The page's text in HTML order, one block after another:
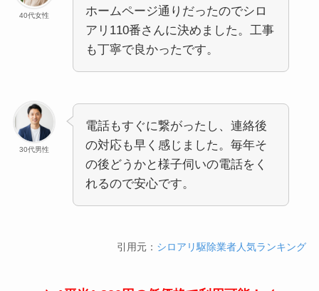
40代女性
ホームページ通りだったのでシロ
アリ110番さんに決めました。工事
も丁寧で良かったです。
30代男性
電話もすぐに繋がったし、連絡後
の対応も早く感じました。毎年そ
の後どうかと様子伺いの電話をく
れるので安心です。
引用元： シロアリ駆除業者人気ランキング